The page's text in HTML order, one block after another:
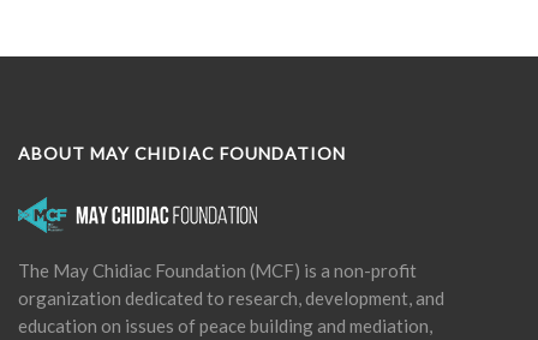
ABOUT MAY CHIDIAC FOUNDATION
The May Chidiac Foundation (MCF) is a non-profit
organization dedicated to research, development, and
education on issues of peace building and mediation,